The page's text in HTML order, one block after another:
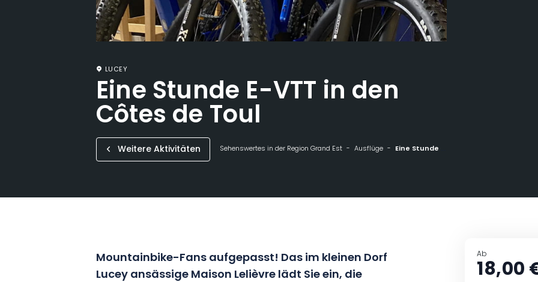
LUCEY
Eine Stunde E-VTT in den
Côtes de Toul
Weitere Aktivitäten Sehenswertes in der Region Grand Est Ausflüge Eine Stunde E-VTT in den Côtes de Toul
Mountainbike-Fans aufgepasst! Das im kleinen Dorf
Lucey ansässige Maison Lelièvre lädt Sie ein, die
Ab
18,00